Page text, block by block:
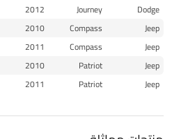
Dodge
Journey
2012
Jeep
Compass
2010
Jeep
Compass
2011
Jeep
Patriot
2010
Jeep
Patriot
2011